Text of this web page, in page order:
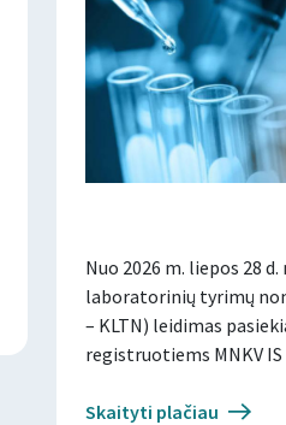
Nuo 2026 m. liepos 28
laboratorinių tyrimų
– KLTN) leidimas
registruotiems MNKV
Skaityti plačiau